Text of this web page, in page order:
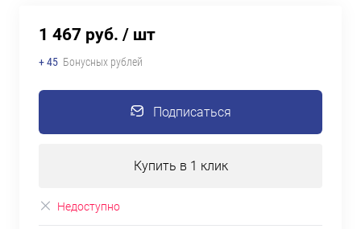
1 467 руб. / шт
+ 45 Бонусных рублей
Подписаться
Купить в 1 клик
Недоступно